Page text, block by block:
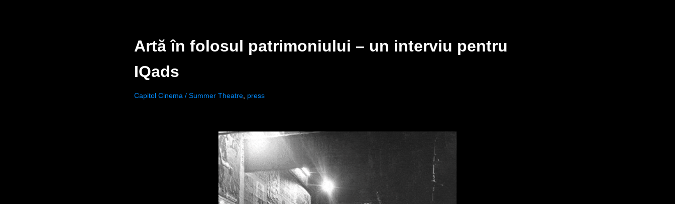
Artă în folosul patrimoniului – un interviu pentru
IQads
Capitol Cinema / Summer Theatre, press